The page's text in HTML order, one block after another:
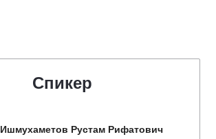
Спикер
Ишмухаметов Рустам Рифатович